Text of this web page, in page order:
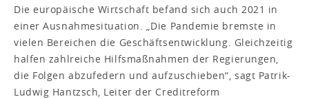
Die europäische Wirtschaft befand sich auch 2021 in
einer Ausnahmesituation. „Die Pandemie bremste in
vielen Bereichen die Geschäftsentwicklung. Gleichzeitig
halfen zahlreiche Hilfsmaßnahmen der Regierungen,
die Folgen abzufedern und aufzuschieben“, sagt Patrik-
Ludwig Hantzsch, Leiter der Creditreform